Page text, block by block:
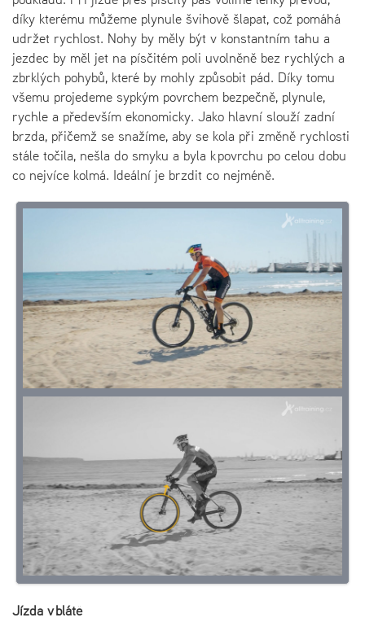
díky kterému můžeme plynule švihově šlapat, což pomáhá
udržet rychlost. Nohy by měly být v konstantním tahu a
jezdec by měl jet na písčitém poli uvolněně bez rychlých a
zbrklých pohybů, které by mohly způsobit pád. Díky tomu
všemu projedeme sypkým povrchem bezpečně, plynule,
rychle a především ekonomicky. Jako hlavní slouží zadní
brzda, přičemž se snažíme, aby se kola při změně rychlosti
stále točila, nešla do smyku a byla k povrchu po celou dobu
co nejvíce kolmá. Ideální je brzdit co nejméně.
Jízda v blátě